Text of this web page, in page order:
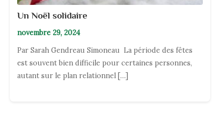
Un Noël solidaire
novembre 29, 2024
Par Sarah Gendreau Simoneau La période des fêtes
est souvent bien difficile pour certaines personnes,
autant sur le plan relationnel […]